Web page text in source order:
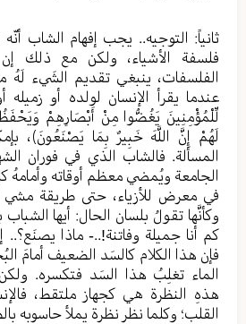
ثانياً: التوجيه.. يجب إفهام الشاب
فلسفة الأشياء، ولكن مع ذلك
الفلسفات، ينبغي تقديم الشَيء لَهُ
عندما يقرأ الإنسان لولده أو
لِّلْمُؤْمِنِينَ يَغُضُّوا مِنْ أَبْصَارِهِمْ
لَهُمْ إِنَّ اللَّهَ خَبِيرٌ بِمَا يَصْنَعُونَ﴾،
المسألة. فالشاب الذي في فوران
الجامعة ويُمضي معظم أوقاته وأمامهُ
في معرض للأزياء، حتى طريقة مشي
وكأنَّها تقولُ بلسان الحال: أيها الشباب
كم أنا جميلة وفاتنة!..- ماذا يصنَع؟..
فإن هذا الكلام كالسَد الضعيف أمامَ
الماء تغلِبُ هذا السَد فتكسره. ولكن
هذهِ النظرة هي كجهاز ملتقط،
القلب؛ وكلما نظر نظرة يملأ حاسوبه